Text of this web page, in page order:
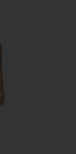
ПЛАТЬЕ ADINA